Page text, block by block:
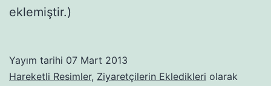
eklemiştir.)
Yayım tarihi 07 Mart 2013
Hareketli Resimler, Ziyaretçilerin Ekledikleri olarak